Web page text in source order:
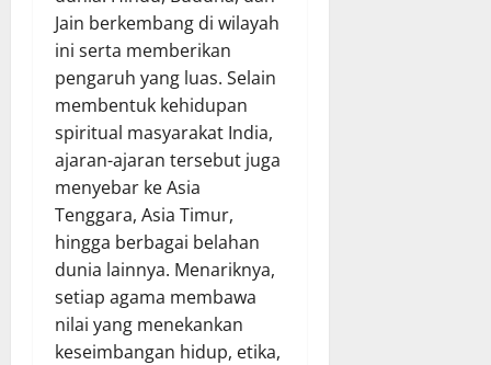
Jain berkembang di wilayah
ini serta memberikan
pengaruh yang luas. Selain
membentuk kehidupan
spiritual masyarakat India,
ajaran-ajaran tersebut juga
menyebar ke Asia
Tenggara, Asia Timur,
hingga berbagai belahan
dunia lainnya. Menariknya,
setiap agama membawa
nilai yang menekankan
keseimbangan hidup, etika,